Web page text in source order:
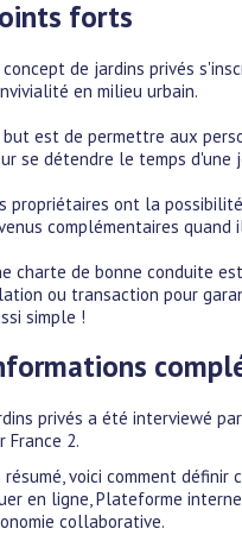
forts
concept de jardins privés
en milieu urbain.
but est de permettre aux
se détendre le temps d'une
propriétaires ont la
complémentaires
charte de bonne conduite
ou transaction pour
simple !
privés a été interviewé
France 2.
résumé, voici comment
en ligne, Plateforme
collaborative.